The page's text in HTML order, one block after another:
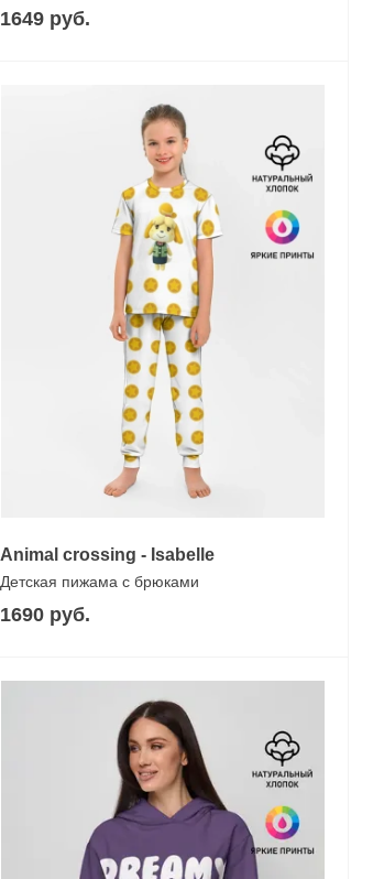
1649 руб.
Animal crossing - Isabelle
Детская пижама с брюками
1690 руб.